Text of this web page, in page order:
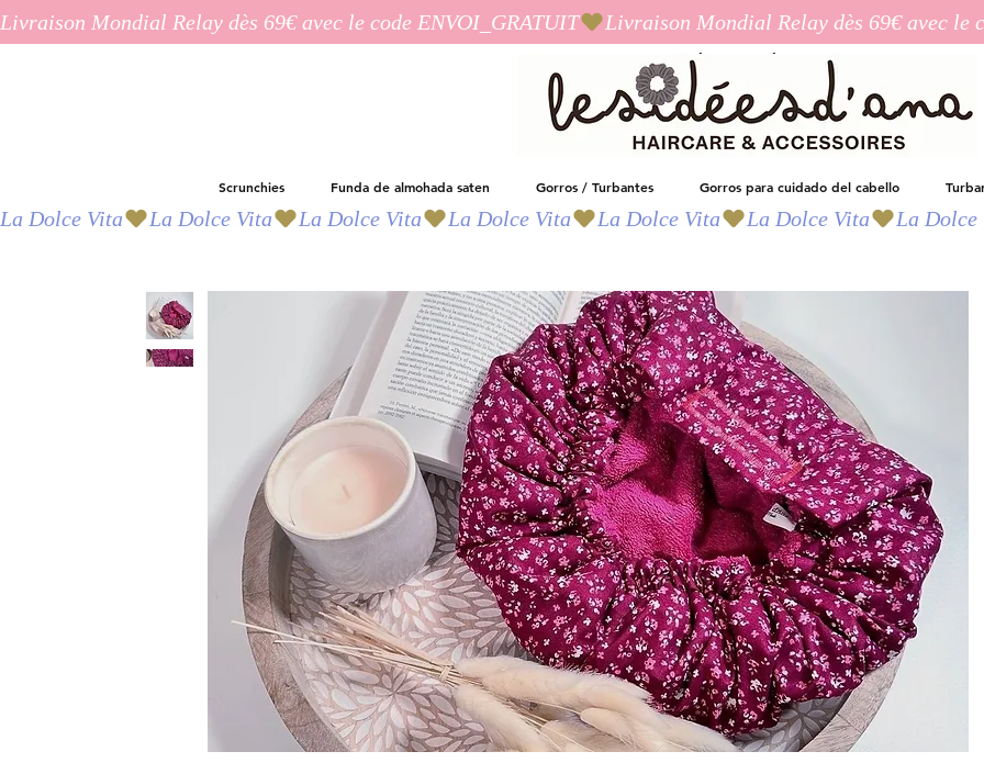
Livraison Mondial Relay dès 69€ avec le code ENVOI_GRATUIT
Las ideas de Ana
Scrunchies Funda de almohada saten Gorros / Turbantes Gorros para cuidado del cabello
La Dolce Vita